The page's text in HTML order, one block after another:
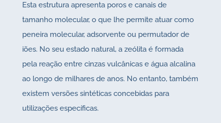
Esta estrutura apresenta poros e canais de
tamanho molecular, o que lhe permite atuar como
peneira molecular, adsorvente ou permutador de
iões. No seu estado natural, a zeólita é formada
pela reação entre cinzas vulcânicas e água alcalina
ao longo de milhares de anos. No entanto, também
existem versões sintéticas concebidas para
utilizações específicas.